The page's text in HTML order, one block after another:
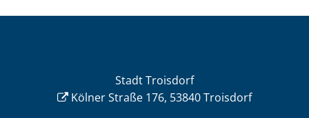
Stadt Troisdorf
Kölner Straße 176, 53840 Troisdorf